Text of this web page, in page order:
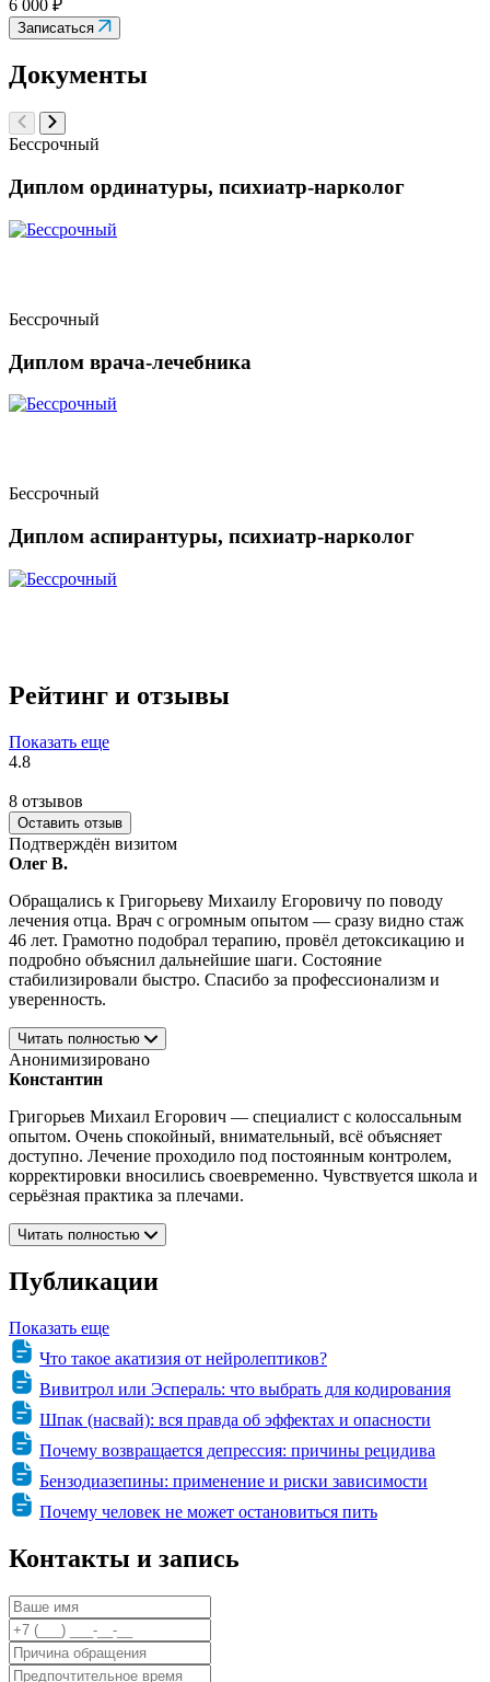
6 000 ₽
Записаться
Документы
Бессрочный
Диплом ординатуры, психиатр-нарколог
Бессрочный
Диплом врача-лечебника
Бессрочный
Диплом аспирантуры, психиатр-нарколог
Рейтинг и отзывы
Показать еще
4.8
8 отзывов
Оставить отзыв
Подтверждён визитом
Олег В.
Обращались к Григорьеву Михаилу Егоровичу по поводу
лечения отца. Врач с огромным опытом — сразу видно стаж
46 лет. Грамотно подобрал терапию, провёл детоксикацию и
подробно объяснил дальнейшие шаги. Состояние
стабилизировали быстро. Спасибо за профессионализм и
уверенность.
Читать полностью
Анонимизировано
Константин
Григорьев Михаил Егорович — специалист с колоссальным
опытом. Очень спокойный, внимательный, всё объясняет
доступно. Лечение проходило под постоянным контролем,
корректировки вносились своевременно. Чувствуется школа и
серьёзная практика за плечами.
Читать полностью
Публикации
Показать еще
Что такое акатизия от нейролептиков?
Вивитрол или Эспераль: что выбрать для кодирования
Шпак (насвай): вся правда об эффектах и опасности
Почему возвращается депрессия: причины рецидива
Бензодиазепины: применение и риски зависимости
Почему человек не может остановиться пить
Контакты и запись